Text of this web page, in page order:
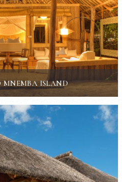
MNEMBA ISLAND